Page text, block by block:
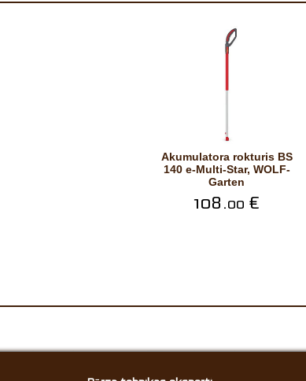
Akumulatora rokturis BS
140 e-Multi-Star, WOLF-
Garten
108.00 €